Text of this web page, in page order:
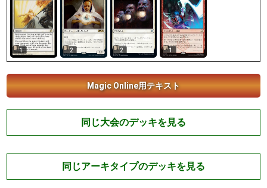
1 2 2 1
Magic Online用テキスト
同じ大会のデッキを見る
同じアーキタイプのデッキを見る